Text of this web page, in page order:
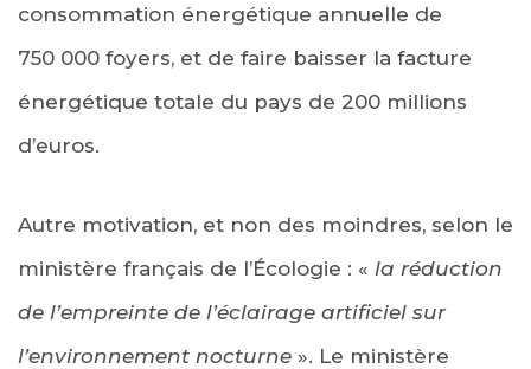
consommation énergétique annuelle de
750 000 foyers, et de faire baisser la facture
énergétique totale du pays de 200 millions
d’euros.
Autre motivation, et non des moindres, selon le
ministère français de l’Écologie : « la réduction
de l’empreinte de l’éclairage artificiel sur
l’environnement nocturne ». Le ministère